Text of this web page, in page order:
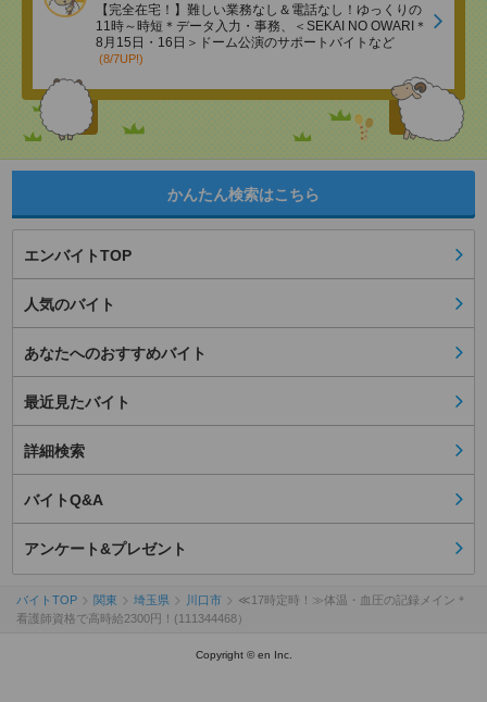
【完全在宅！】難しい業務なし＆電話なし！ゆっくりの
11時～時短＊データ入力・事務、＜SEKAI NO OWARI＊
8月15日・16日＞ドーム公演のサポートバイトなど
(8/7UP!)
かんたん検索はこちら
エンバイトTOP
人気のバイト
あなたへのおすすめバイト
最近見たバイト
詳細検索
バイトQ&A
アンケート&プレゼント
バイトTOP 関東 埼玉県 川口市
≪17時定時！≫体温・血圧の記録メイン＊
看護師資格で高時給2300円！(111344468）
Copyright © en Inc.